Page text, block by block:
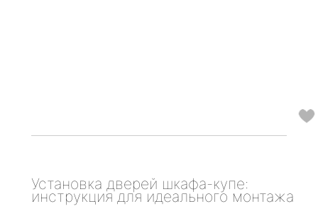
Установка дверей шкафа-купе:
инструкция для идеального монтажа